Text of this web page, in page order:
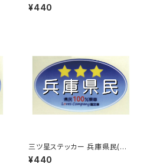
ンク)
¥440
三ツ星ステッカー 兵庫県民(ブ
ルー)
¥440